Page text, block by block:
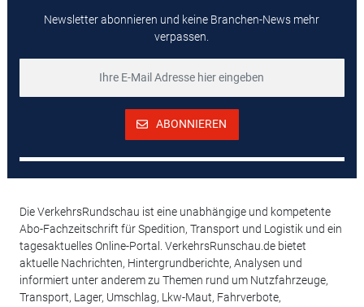
Newsletter abonnieren und keine Branchen-News mehr
verpassen.
ABONNIEREN
Die VerkehrsRundschau ist eine unabhängige und kompetente
Abo-Fachzeitschrift für Spedition, Transport und Logistik und ein
tagesaktuelles Online-Portal. VerkehrsRunschau.de bietet
aktuelle Nachrichten, Hintergrundberichte, Analysen und
informiert unter anderem zu Themen rund um Nutzfahrzeuge,
Transport, Lager, Umschlag, Lkw-Maut, Fahrverbote,